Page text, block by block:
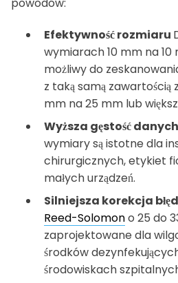
Efektywność rozmiaru
wymiarach 10 mm na
możliwy do
z taką samą
mm na 25 mm lub
Wyższa gęstość danych
wymiary są istotne dla
chirurgicznych, etykiet
małych urządzeń.
Silniejsza korekcja
Reed-Solomono 25 do
zaprojektowane dla
środków
środowiskach